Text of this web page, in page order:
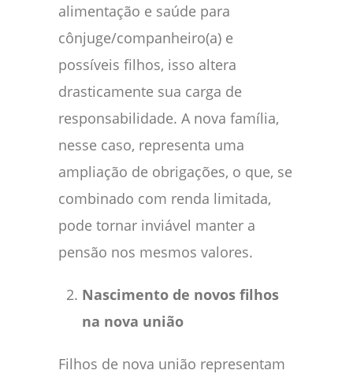
alimentação e saúde para
cônjuge/companheiro(a) e
possíveis filhos, isso altera
drasticamente sua carga de
responsabilidade. A nova família,
nesse caso, representa uma
ampliação de obrigações, o que, se
combinado com renda limitada,
pode tornar inviável manter a
pensão nos mesmos valores.
Nascimento de novos filhos
na nova união
Filhos de nova união representam